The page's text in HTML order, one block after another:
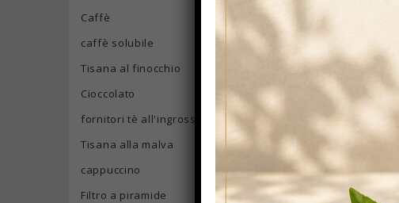
Caffè
caffè solubile
Tisana al finocchio
Cioccolato
fornitori tè all'ingrosso
Tisana alla malva
cappuccino
Filtro a piramide